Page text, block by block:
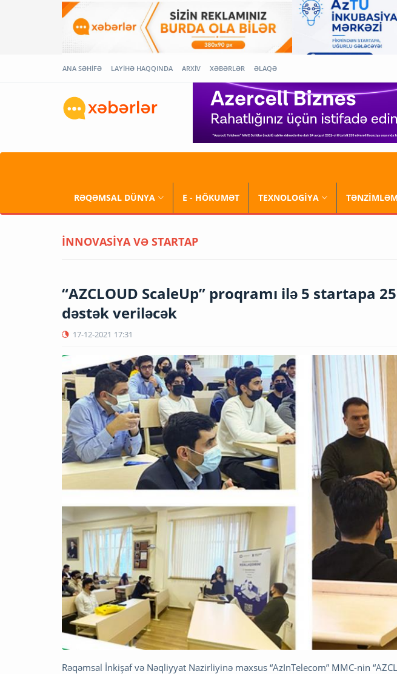
ANA SƏHİFƏ LAYİHƏ HAQQINDA ARXİV XƏBƏRLƏR ƏLAQƏ
RƏQƏMSAL DÜNYA E - HÖKUMƏT TEXNOLOGİYA
İNNOVASİYA VƏ STARTAP
“AZCLOUD ScaleUp” proqramı ilə 5 startapa
dəstək veriləcək
17-12-2021 17:31
Rəqəmsal İnkişaf və Nəqliyyat Nazirliyinə məxsus “AzInTelecom” MMC-nin